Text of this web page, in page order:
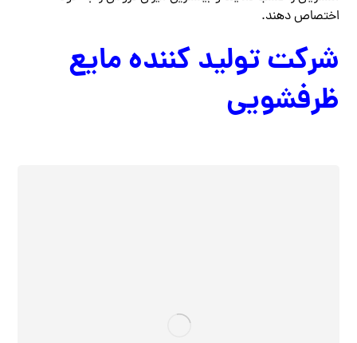
اختصاص دهند.
شرکت تولید کننده مایع
ظرفشویی